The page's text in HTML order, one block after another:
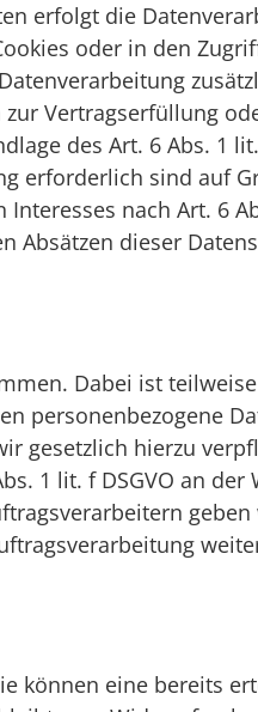
erfolgt die
oder in den
Vertragserfüllung
des Art. 6 Abs. 1 lit.
erforderlich sind auf
nach Art. 6
Absätzen dieser
Dabei ist
personenbezogene
gesetzlich hierzu
1 lit. f DSGVO an der
können eine bereits